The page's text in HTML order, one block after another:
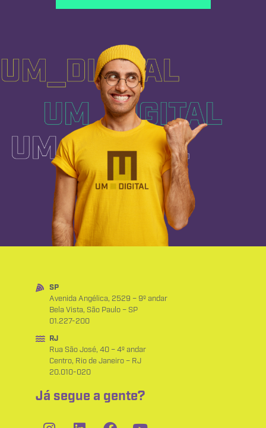
SP
Avenida Angélica, 2529 – 9º andar
Bela Vista, São Paulo – SP
01.227-200
RJ
Rua São José, 40 – 4º andar
Centro, Rio de Janeiro – RJ
20.010-020
Já segue a gente?